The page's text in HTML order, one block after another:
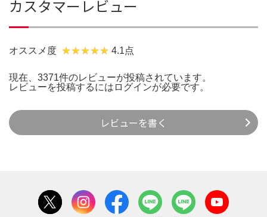
カスタマーレビュー
オススメ度 4.1点
現在、3371件のレビューが投稿されています。
レビューを投稿するには ログインが必要です。
レビューを書く